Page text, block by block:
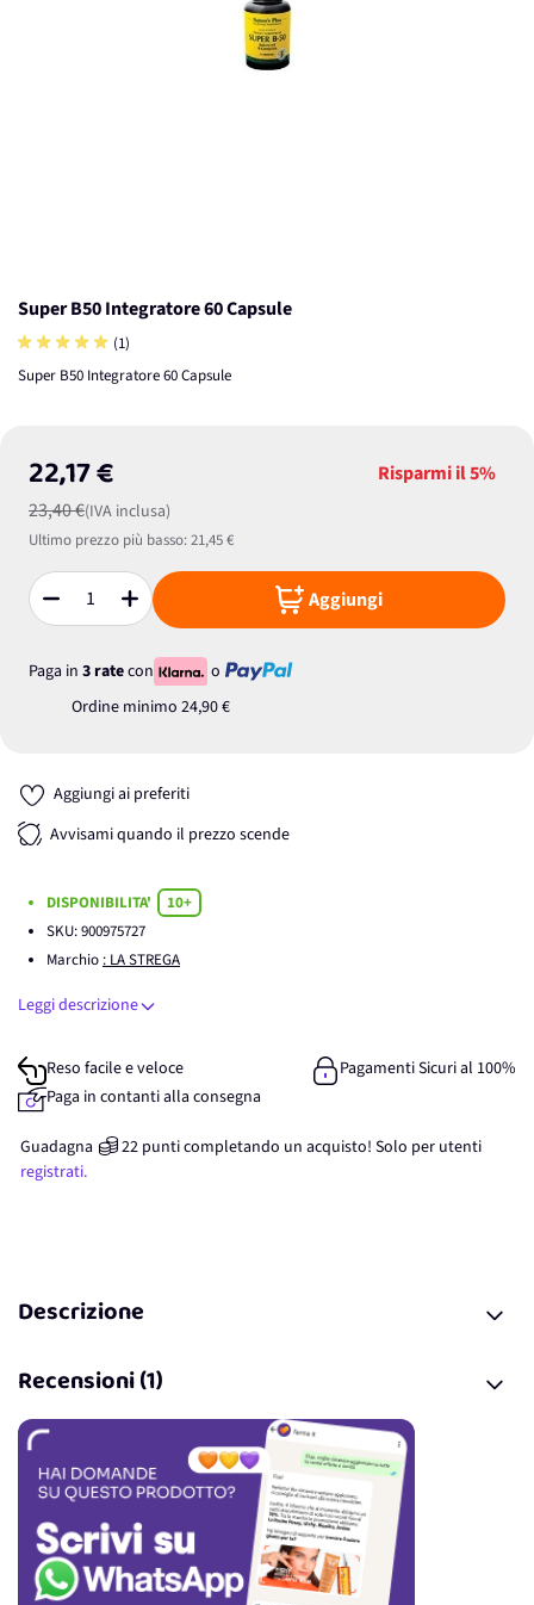
Super B50 Integratore 60 Capsule
(1)
Super B50 Integratore 60 Capsule
22,17 €
23,40 €(IVA inclusa)
Risparmi il5%
Ultimo prezzo più basso:21,45 €
Quantità Aggiungi
Paga in 3 ratecon
o
Ordine minimo 24,90 €
Aggiungi ai preferiti
Avvisami quando il prezzo scende
DISPONIBILITA'
10+
SKU:900975727
Marchio : LA STREGA
Leggi descrizione
Reso facile e veloce
Pagamenti Sicuri al 100%
Paga in contanti alla consegna
Guadagna 22 punticompletando un acquisto! Solo per utenti
registrati.
Descrizione
Recensioni (1)